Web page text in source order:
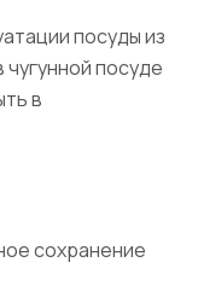
посуды из
чугунной посуде
в
сохранение